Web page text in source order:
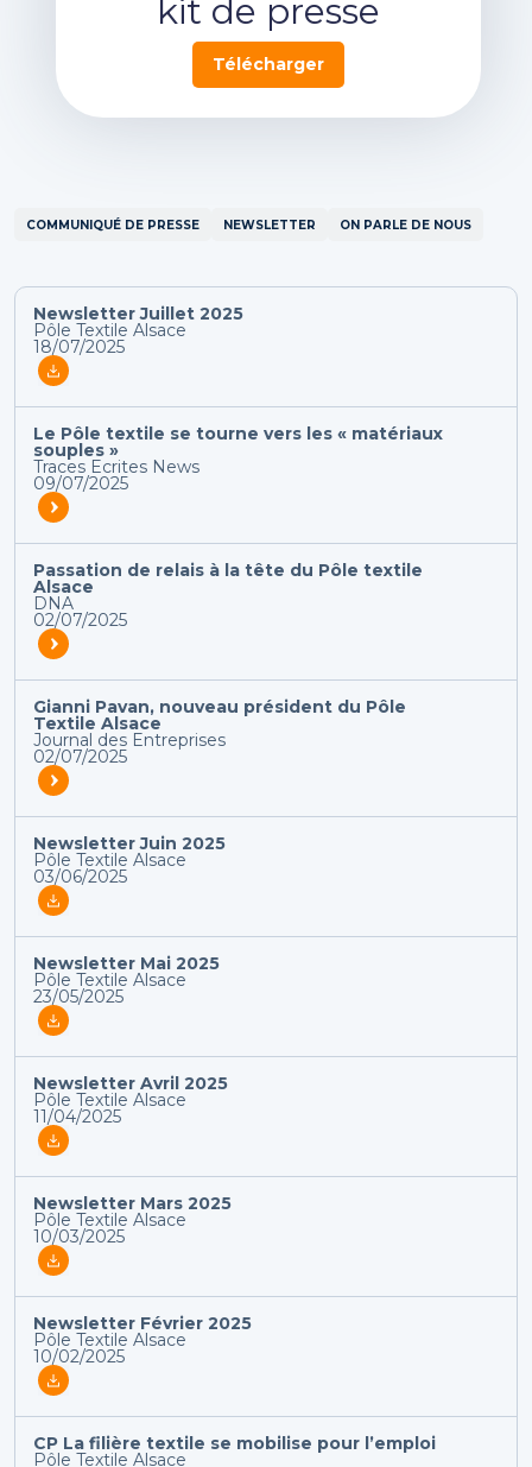
kit de presse
Télécharger
COMMUNIQUÉ DE PRESSE NEWSLETTER ON PARLE DE NOUS
Newsletter Juillet 2025
Pôle Textile Alsace
18/07/2025
Le Pôle textile se tourne vers les « matériaux
souples »
Traces Ecrites News
09/07/2025
Passation de relais à la tête du Pôle textile
Alsace
DNA
02/07/2025
Gianni Pavan, nouveau président du Pôle
Textile Alsace
Journal des Entreprises
02/07/2025
Newsletter Juin 2025
Pôle Textile Alsace
03/06/2025
Newsletter Mai 2025
Pôle Textile Alsace
23/05/2025
Newsletter Avril 2025
Pôle Textile Alsace
11/04/2025
Newsletter Mars 2025
Pôle Textile Alsace
10/03/2025
Newsletter Février 2025
Pôle Textile Alsace
10/02/2025
CP La filière textile se mobilise pour l’emploi
Pôle Textile Alsace